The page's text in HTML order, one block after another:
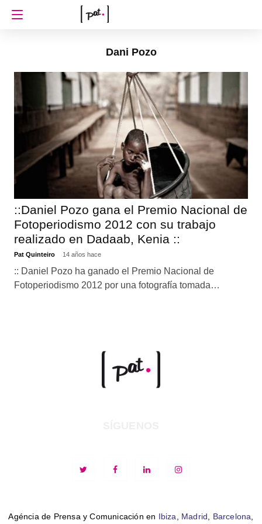
Dani Pozo
::Daniel Pozo gana el Premio Nacional de
Fotoperiodismo 2012 con su trabajo
realizado en Dadaab, Kenia ::
Pat Quinteiro 14 años hace
:: Daniel Pozo ha ganado el Premio Nacional de
Fotoperiodismo 2012 por una fotografía tomada…
Agéncia de Prensa y Comunicación en Ibiza, Madrid, Barcelona,